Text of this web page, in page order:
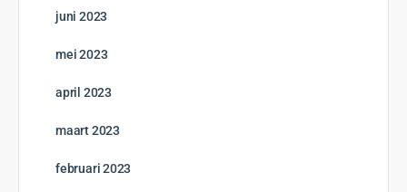
juni 2023
mei 2023
april 2023
maart 2023
februari 2023